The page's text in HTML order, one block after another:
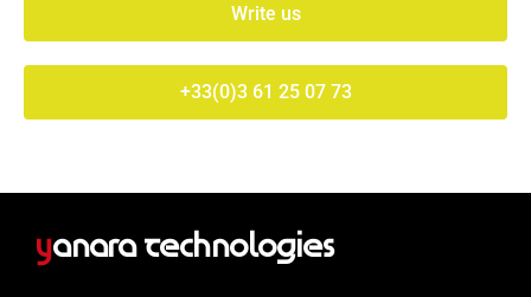
Write us
+33(0)3 61 25 07 73
yanara Technologies